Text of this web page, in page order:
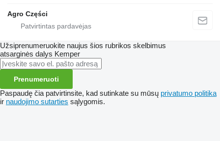
Agro Części
Užsiprenumeruokite naujus šios rubrikos skelbimus
atsarginės dalys Kemper
Prenumeruoti
Paspaudę čia patvirtinsite, kad sutinkate su mūsų privatumo politika
ir naudojimo sutarties sąlygomis.